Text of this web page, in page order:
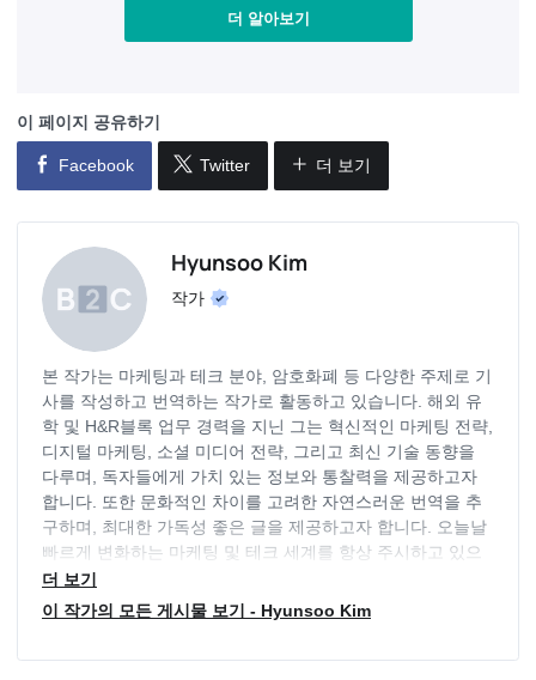
더 알아보기
이 페이지 공유하기
Facebook Twitter 더 보기
Hyunsoo Kim
작가
본 작가는 마케팅과 테크 분야, 암호화폐 등 다양한 주제로 기
사를 작성하고 번역하는 작가로 활동하고 있습니다. 해외 유
학 및 H&R블록 업무 경력을 지닌 그는 혁신적인 마케팅 전략,
디지털 마케팅, 소셜 미디어 전략, 그리고 최신 기술 동향을
다루며, 독자들에게 가치 있는 정보와 통찰력을 제공하고자
합니다. 또한 문화적인 차이를 고려한 자연스러운 번역을 추
구하며, 최대한 가독성 좋은 글을 제공하고자 합니다. 오늘날
빠르게 변화하는 마케팅 및 테크 세계를 항상 주시하고 있으
며, 독자들의 요구에 부응하기 위해 늘 최신 동향을 파악하고
있습니다.
더 보기
이 작가의 모든 게시물 보기 - Hyunsoo Kim